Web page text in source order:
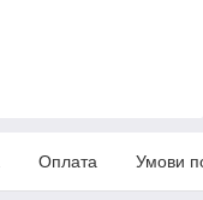
Оплата Умови